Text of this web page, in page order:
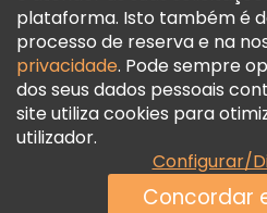
Programa De Fidelidade
plataforma. Isto também é
processo de reserva e na
privacidade. Pode sempre
dos seus dados pessoais
site utiliza cookies para
utilizador.
Configurar/
Concordar